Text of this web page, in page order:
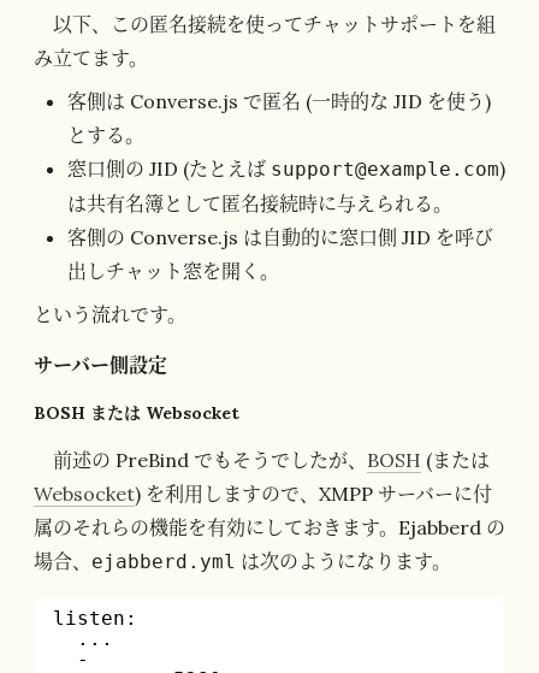
以下、この匿名接続を使ってチャットサポートを組
み立てます。
客側は Converse.js で匿名 (一時的な JID を使う)
とする。
窓口側の JID (たとえば support@example.com)
は共有名簿として匿名接続時に与えられる。
客側の Converse.js は自動的に窓口側 JID を呼び
出しチャット窓を開く。
という流れです。
サーバー側設定
BOSH または Websocket
前述の PreBind でもそうでしたが、 BOSH (または
Websocket) を利用しますので、XMPP サーバーに付
属のそれらの機能を有効にしておきます。Ejabberd の
場合、 ejabberd.yml は次のようになります。
listen:
...
-